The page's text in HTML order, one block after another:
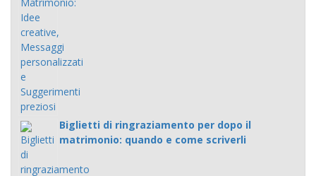
Biglietti di ringraziamento per dopo il
matrimonio: quando e come scriverli